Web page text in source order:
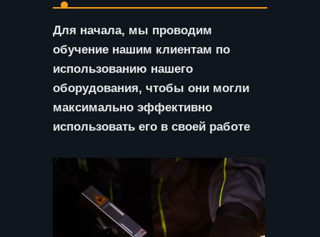
Для начала, мы проводим
обучение нашим клиентам по
использованию нашего
оборудования, чтобы они могли
максимально эффективно
использовать его в своей работе